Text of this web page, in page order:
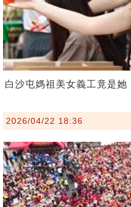
白沙屯媽祖美女義工竟是她
2026/04/22 18:36